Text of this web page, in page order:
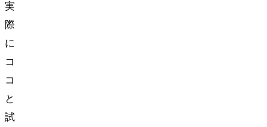
実
際
に
コ
コ
と
試